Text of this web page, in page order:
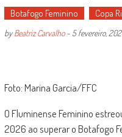
Botafogo Feminino Copa
byBeatriz Carvalho- 5 fevereiro,
Foto: Marina Garcia/FFC
O Fluminense Feminino
2026 ao superar o Botafogo